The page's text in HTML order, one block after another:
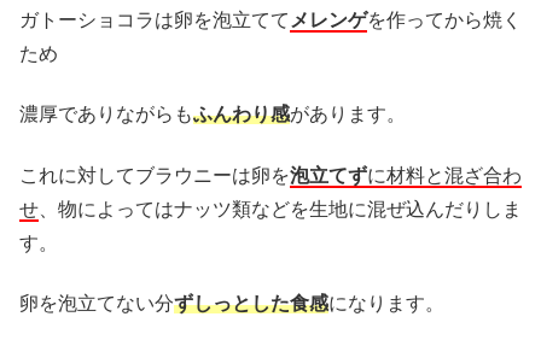
ガトーショコラは卵を泡立てて メレンゲを作ってから焼く
ため
濃厚でありながらもふんわり感があります。
これに対してブラウニーは卵を泡立てずに材料と混ざ合わ
せ 、物によってはナッツ類などを生地に混ぜ込んだりしま
す。
卵を泡立てない分ずしっとした食感になります。